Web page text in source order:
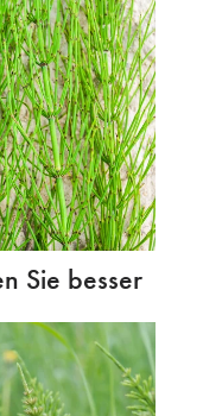
Sie besser